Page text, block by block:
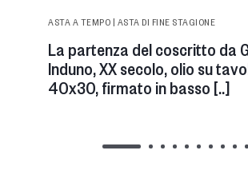
la-partenza-del-coscritto-da-gerolamo-
secolo-.webp
ASTA A TEMPO | ASTA DI FINE STAGIONE
La partenza del coscritto da Gerolamo
Induno, XX secolo, olio su
40x30, firmato in basso [..]